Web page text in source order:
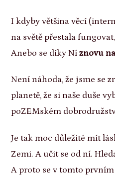
I kdyby většina věcí
na světě přestala
Anebo se díky Níznovu
Není náhoda, že jsme se
planetě, že si naše duše
poZEMském
Je tak moc důležité mít
Zemi. A učit se od ní.
A proto se v tomto